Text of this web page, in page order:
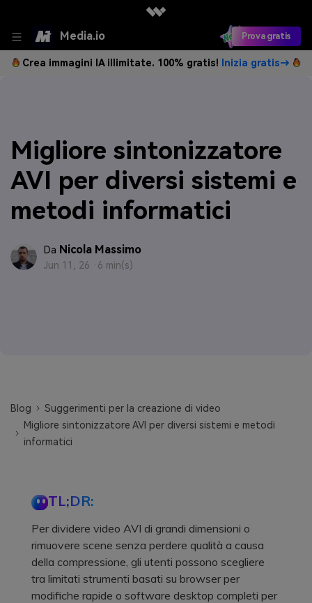
Media.io Prova gratis
Crea immagini IA illimitate. 100% gratis! Inizia gratis→
Migliore sintonizzatore
AVI per diversi sistemi e
metodi informatici
Da Nicola Massimo
Jun 11, 26 · 6 min(s)
Blog
Suggerimenti per la creazione di video
Migliore sintonizzatore AVI per diversi sistemi e metodi
informatici
TL;DR:
Per dividere video AVI di grandi dimensioni o
rimuovere scene senza perdere qualità a causa
della compressione, gli utenti possono scegliere
tra limitati strumenti basati su browser per
modifiche rapide o software desktop completi per